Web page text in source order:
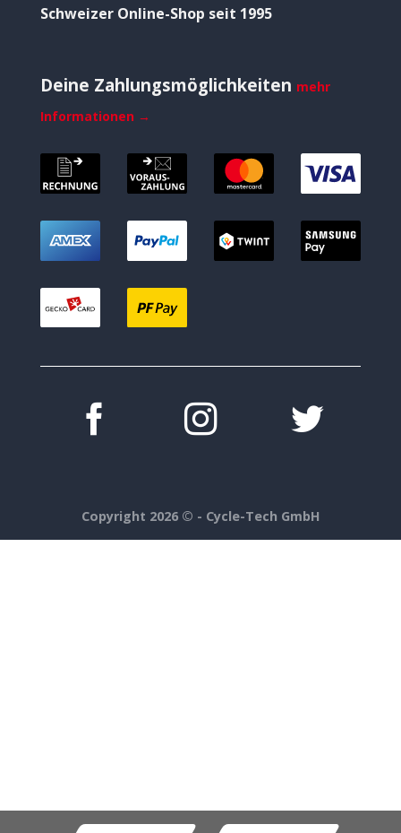
Schweizer Online-Shop seit 1995
Deine Zahlungsmöglichkeiten mehr
Informationen →
Copyright 2026 © - Cycle-Tech GmbH